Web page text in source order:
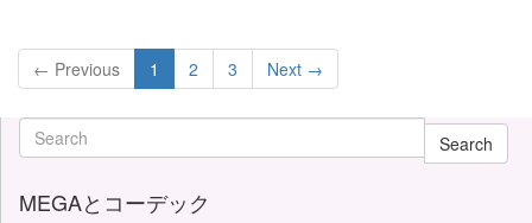
← Previous 1 2 3 Next →
Search
MEGAとコーデック